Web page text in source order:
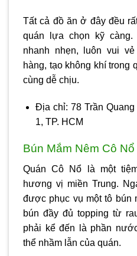
Tất cả đồ ăn ở đây đều
quán lựa chọn kỹ
nhanh nhẹn, luôn vui
hàng, tạo không khí trong
cùng dễ chịu.
Địa chỉ: 78 Trần
1, TP. HCM
Bún Mắm Nêm Cô Nổ
Quán Cô Nổ là một
hương vị miền Trung.
được phục vụ một tô bún
bún đầy đủ topping từ
phải kể đến là phần
thể nhầm lẫn của quán.